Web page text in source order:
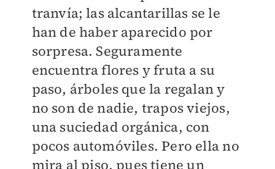
tranvía; las alcantarillas se le
han de haber aparecido por
sorpresa. Seguramente
encuentra flores y fruta a su
paso, árboles que la regalan y
no son de nadie, trapos viejos,
una suciedad orgánica, con
pocos automóviles. Pero ella no
mira al piso, pues tiene un